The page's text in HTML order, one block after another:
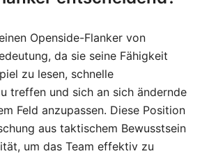
Openside-Flanker von
da sie seine Fähigkeit
zu lesen, schnelle
treffen und sich an sich ändernde
Feld anzupassen. Diese Position
aus taktischem Bewusstsein
um das Team effektiv zu